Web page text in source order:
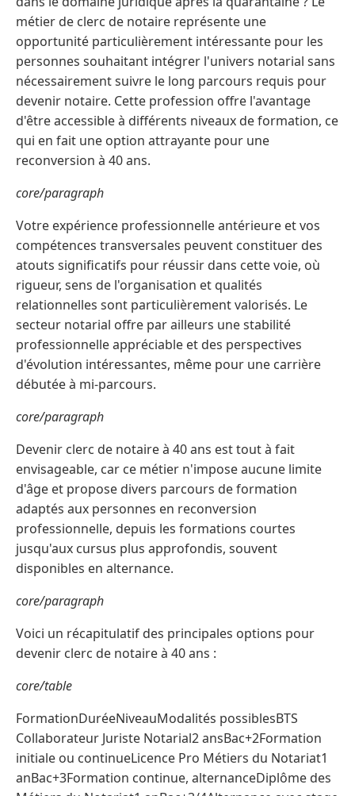
métier de clerc de notaire représente une
opportunité particulièrement intéressante pour les
personnes souhaitant intégrer l'univers notarial sans
nécessairement suivre le long parcours requis pour
devenir notaire. Cette profession offre l'avantage
d'être accessible à différents niveaux de formation, ce
qui en fait une option attrayante pour une
reconversion à 40 ans.
core/paragraph
Votre expérience professionnelle antérieure et vos
compétences transversales peuvent constituer des
atouts significatifs pour réussir dans cette voie, où
rigueur, sens de l'organisation et qualités
relationnelles sont particulièrement valorisés. Le
secteur notarial offre par ailleurs une stabilité
professionnelle appréciable et des perspectives
d'évolution intéressantes, même pour une carrière
débutée à mi-parcours.
core/paragraph
Devenir clerc de notaire à 40 ans est tout à fait
envisageable, car ce métier n'impose aucune limite
d'âge et propose divers parcours de formation
adaptés aux personnes en reconversion
professionnelle, depuis les formations courtes
jusqu'aux cursus plus approfondis, souvent
disponibles en alternance.
core/paragraph
Voici un récapitulatif des principales options pour
devenir clerc de notaire à 40 ans :
core/table
FormationDuréeNiveauModalités possiblesBTS
Collaborateur Juriste Notarial2 ansBac+2Formation
initiale ou continueLicence Pro Métiers du Notariat1
anBac+3Formation continue, alternanceDiplôme des